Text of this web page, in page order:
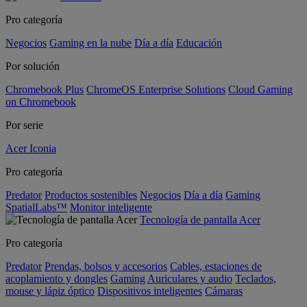
Pro categoría
Negocios Gaming en la nube Día a día Educación
Por solución
Chromebook Plus ChromeOS Enterprise Solutions Cloud Gaming
on Chromebook
Por serie
Acer Iconia
Pro categoría
Predator Productos sostenibles Negocios Día a día Gaming
SpatialLabs™ Monitor inteligente
Tecnología de pantalla Acer
Pro categoría
Predator Prendas, bolsos y accesorios Cables, estaciones de
acoplamiento y dongles Gaming Auriculares y audio Teclados,
mouse y lápiz óptico Dispositivos inteligentes Cámaras